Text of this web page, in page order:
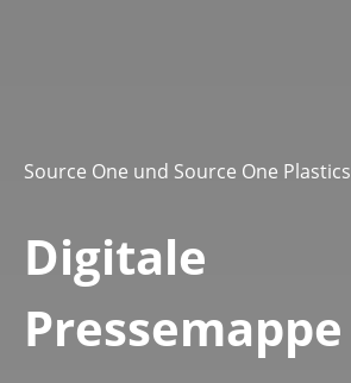
Source One und Source One Plastics
Digitale
Pressemappe